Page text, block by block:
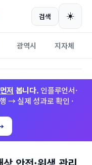
검색 ☀️
광역시 지자체
저 봅니다. 인플루언서·
→ 실제 성과로 확인 ·